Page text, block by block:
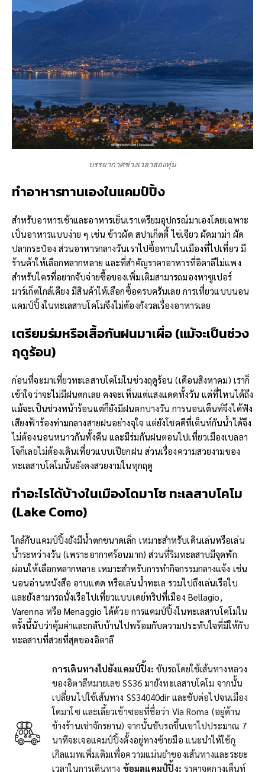
บรรยากาศช่วงเวลาสองทุ่ม
ทำอาหารทานเองในแคมป์ปิ้ง
สำหรับอาหารเช้าและอาหารเย็นเราเตรียมอุปกรณ์มาเองโดยเฉพาะ
เป็นอาหารแบบง่าย ๆ เช่น ข้าวผัด สปาเก็ตตี้ ไข่เจียว ผัดมาม่า ผัด
ปลากระป๋อง ส่วนอาหารกลางวันเราไปซื้อทานในเมืองที่ไปเที่ยว มี
ร้านค้าให้เลือกหลากหลาย และที่สำคัญราคาอาหารที่อิตาลีไม่แพง
สำหรับใครที่อยากจับจ่ายซื้อของเพิ่มเติมสามารถมองหาซูเปอร์
มาร์เก็ตใกล้เคียง มีสินค้าให้เลือกซื้อครบครันเลย การเที่ยวแบบนอน
แคมป์ปิ้งในทะเลสาบโคโมจึงไม่ต้องกังวลเรื่องอาหารเลย
เตรียมร่มหรือเสื้อกันฝนมาเผื่อ (แม้จะเป็นช่วง
ฤดูร้อน)
ก่อนที่จะมาเที่ยวทะเลสาบโคโมในช่วงฤดูร้อน (เดือนสิงหาคม) เราก็
เข้าใจว่าจะไม่มีฝนตกเลย คงจะเห็นแต่แสงแดดทั้งวัน แต่ที่ไหนได้ถึง
แม้จะเป็นช่วงหน้าร้อนแต่ก็ยังมีฝนตกบางวัน การนอนเต็นท์จึงได้ฟัง
เสียงฟ้าร้องท่ามกลางสายฝนอย่างจุใจ แต่ยังโชคดีที่เต็นท์กันน้ำได้จึง
ไม่ต้องนอนหนาวกันทั้งคืน และมีร่มกันฝนตอนไปเที่ยวเมืองเบลลา
โจก็เลยไม่ต้องเดินเที่ยวแบบเปียกฝน ส่วนเรื่องความสวยงามของ
ทะเลสาบโคโมนั้นยังคงสวยงามในทุกฤดู
ทำอะไรได้บ้างในเมืองโดมาโซ ทะเลสาบโคโม
(Lake Como)
ใกล้กับแคมป์ปิ้งยังมีน้ำตกขนาดเล็ก เหมาะสำหรับเดินเล่นหรือเล่น
น้ำระหว่างวัน (เพราะอากาศร้อนมาก) ส่วนที่ริมทะลสาบมีจุดพัก
ผ่อนให้เลือกหลากหลาย เหมาะสำหรับการทำกิจกรรมกลางแจ้ง เช่น
นอนอ่านหนังสือ อาบแดด หรือเล่นน้ำทะเล รวมไปถึงเล่นเรือใบ
และยังสามารถนั่งเรือไปเที่ยวแบบเดย์ทริปที่เมือง Bellagio,
Varenna หรือ Menaggio ได้ด้วย การแคมป์ปิ้งในทะเลสาบโคโมใน
ครั้งนี้นับว่าคุ้มค่าและกลับบ้านไปพร้อมกับความประทับใจที่มีให้กับ
ทะลสาบที่สวยที่สุดของอิตาลี
การเดินทางไปยังแคมป์ปิ้ง: ขับรถโดยใช้เส้นทางหลวง
ของอิตาลีหมายเลข SS36 มายังทะเลสาบโคโม จากนั้น
เปลี่ยนไปใช้เส้นทาง SS34040dir และขับต่อไปจนเมือง
โดมาโซ และเลี้ยวเข้าซอยที่ชื่อว่า Via Roma (อยู่ด้าน
ข้างร้านเช่าจักรยาน) จากนั้นขับรถขึ้นเขาไปประมาณ 7
นาทีจะเจอแคมป์ปิ้งตั้งอยู่ทางซ้ายมือ แนะนำให้ใช้กู
เกิลแมพเพิ่มเติมเพื่อความแม่นยำของเส้นทางและระยะ
เวลาในการเดินทาง ข้อมูลแคมป์ปิ้ง: ราคาจุดกางเต็นท์